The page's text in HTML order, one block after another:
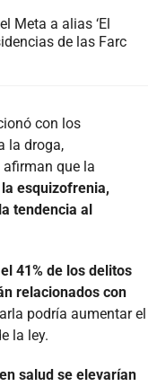
Meta a alias ‘El
de las Farc
con los
la droga,
afirman que la
esquizofrenia,
tendencia al
41% de los delitos
relacionados con
podría aumentar el
la ley.
salud se elevarían